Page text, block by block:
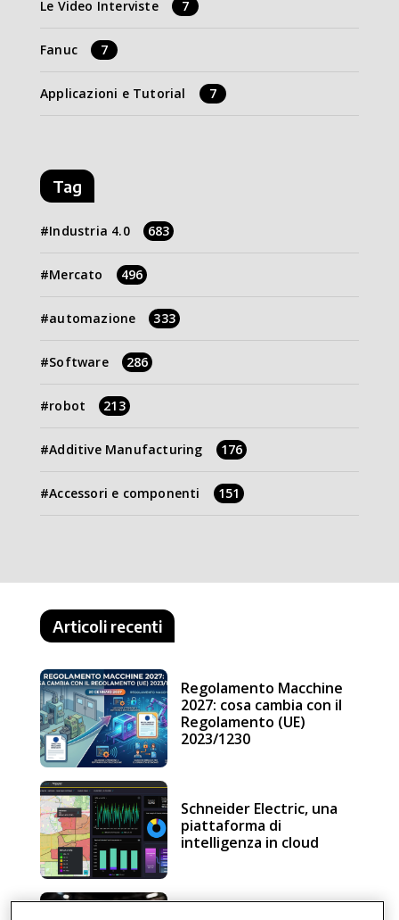
Le Video Interviste 7
Fanuc 7
Applicazioni e Tutorial 7
Tag
Industria 4.0 683
Mercato 496
automazione 333
Software 286
robot 213
Additive Manufacturing 176
Accessori e componenti 151
Articoli recenti
Regolamento Macchine
2027: cosa cambia con il
Regolamento (UE)
2023/1230
Schneider Electric, una
piattaforma di
intelligenza in cloud